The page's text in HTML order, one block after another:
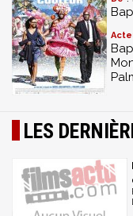
LES